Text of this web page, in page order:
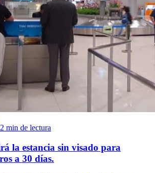
2 min de lectura
la estancia sin visado para
a 30 días.